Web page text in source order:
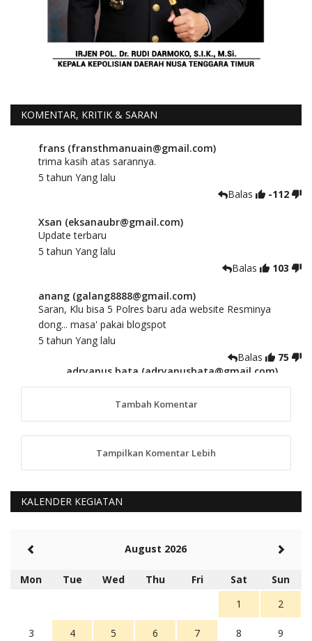
KOMENTAR, KRITIK & SARAN
frans (fransthmanuain@gmail.com)
trima kasih atas sarannya.
5 tahun Yang lalu
Balas
-112
Xsan (eksanaubr@gmail.com)
Update terbaru
5 tahun Yang lalu
Balas
103
anang (galang8888@gmail.com)
Saran, Klu bisa 5 Polres baru ada website Resminya
dong... masa' pakai blogspot
5 tahun Yang lalu
Balas
75
adryanus bata (adryanusbata@gmail.com)
TKS atas saran dan masukannya, akan kami
tindaklanjuti
anggy (anakkaos@gmail.com)
Kami perantu bisa baca langsung terkait Pilkada Sumba
5 tahun Yang lalu
Rambu (rambu03@gmail.com)
Berita Polres Sumba Barat Mantap
5 tahun Yang lalu
Balas
16
Tambah Komentar
Tampilkan Komentar Lebih
KALENDER KEGIATAN
August 2026
Mon Tue Wed Thu Fri Sat
Sun
1
2
3 4 5 6 7 8 9